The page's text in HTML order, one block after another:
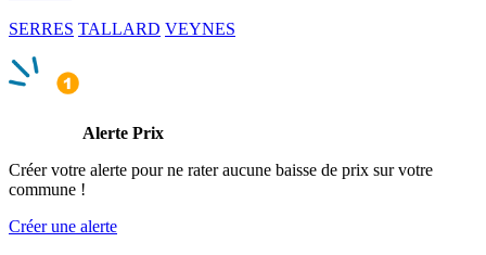
SERRES TALLARD VEYNES
Alerte Prix
Créer votre alerte pour ne rater aucune baisse de prix sur votre
commune !
Créer une alerte